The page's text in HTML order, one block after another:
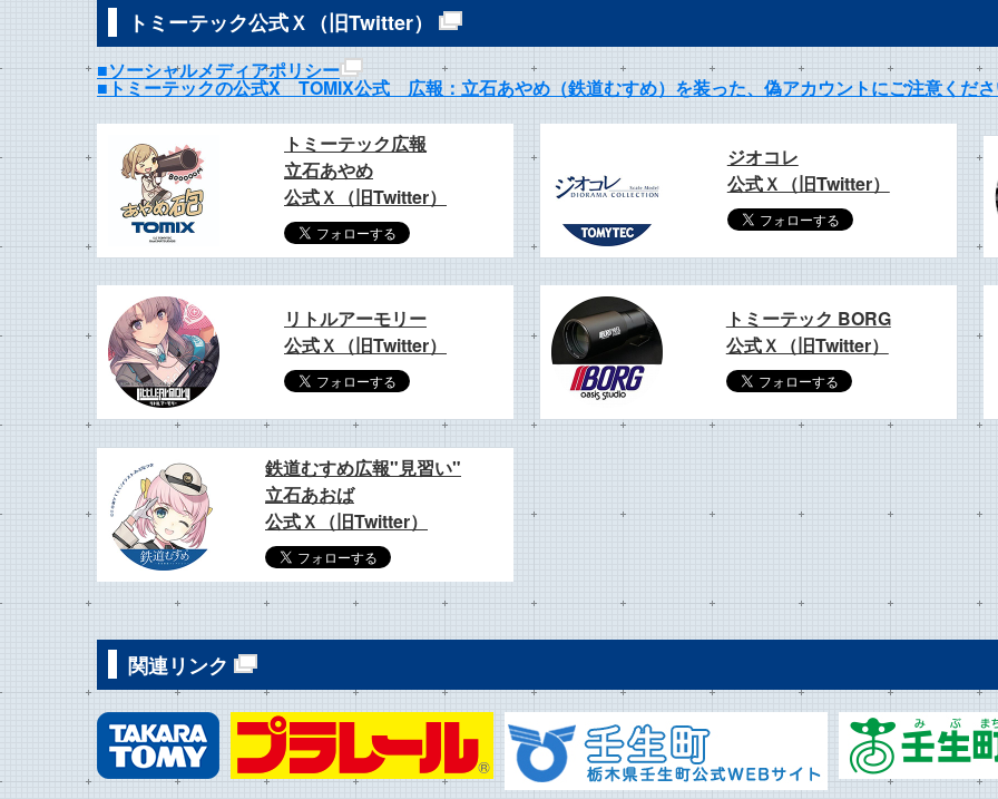
トミーテック公式Ｘ（旧Twitter）
■ソーシャルメディアポリシー
■トミーテックの公式X TOMIX公式 広報：立石あやめ（鉄道むすめ）を装った、偽アカウントにご注意くだ
トミーテック広報
立石あやめ
公式Ｘ（旧Twitter）
ジオコレ
公式Ｘ（旧Twitter）
リトルアーモリー
公式Ｘ（旧Twitter）
トミーテック BORG
公式Ｘ（旧Twitter）
鉄道むすめ広報"見習い"
立石あおば
公式Ｘ（旧Twitter）
関連リンク